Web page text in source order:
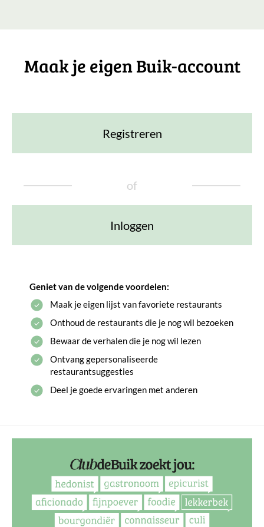
Maak je eigen Buik-account
Registreren
of
Inloggen
Geniet van de volgende voordelen:
Maak je eigen lijst van favoriete restaurants
Onthoud de restaurants die je nog wil bezoeken
Bewaar de verhalen die je nog wil lezen
Ontvang gepersonaliseerde
restaurantsuggesties
Deel je goede ervaringen met anderen